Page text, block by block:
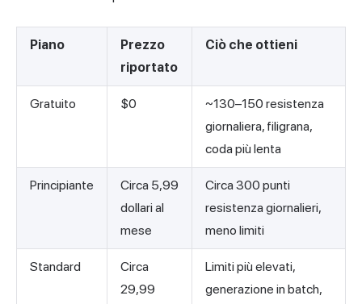
Piano
Prezzo
riportato
Ciò che ottieni
Gratuito $0
~130–150 resistenza
giornaliera, filigrana,
coda più lenta
Principiante
Circa 5,99
dollari al
mese
Circa 300 punti
resistenza giornalieri,
meno limiti
Standard
Circa
29,99
Limiti più elevati,
generazione in batch,